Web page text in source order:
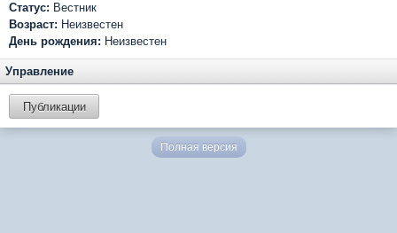
Статус: Вестник
Возраст: Неизвестен
День рождения: Неизвестен
Управление
Публикации
Полная версия